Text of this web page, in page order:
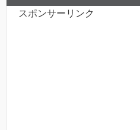
スポンサーリンク